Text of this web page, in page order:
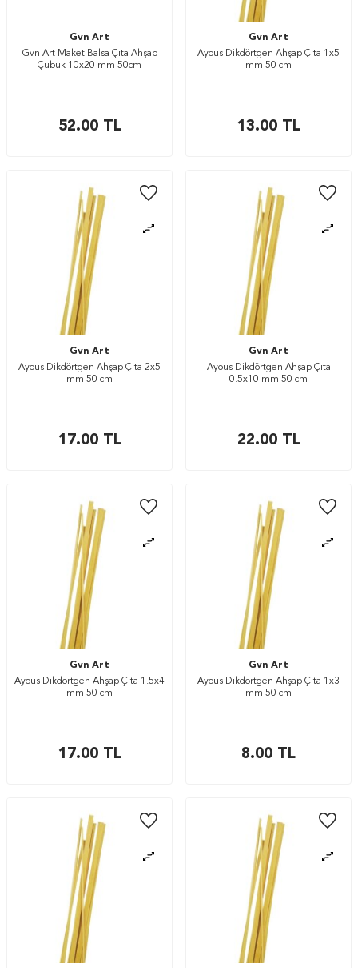
Gvn Art
Gvn Art Maket Balsa Çıta Ahşap
Çubuk 10x20 mm 50cm
52.00TL
Gvn Art
Ayous Dikdörtgen Ahşap Çıta 1x5
mm 50 cm
13.00TL
Gvn Art
Ayous Dikdörtgen Ahşap Çıta 2x5
mm 50 cm
17.00TL
Gvn Art
Ayous Dikdörtgen Ahşap Çıta
0.5x10 mm 50 cm
22.00TL
Gvn Art
Ayous Dikdörtgen Ahşap Çıta 1.5x4
mm 50 cm
17.00TL
Gvn Art
Ayous Dikdörtgen Ahşap Çıta 1x3
mm 50 cm
8.00 TL